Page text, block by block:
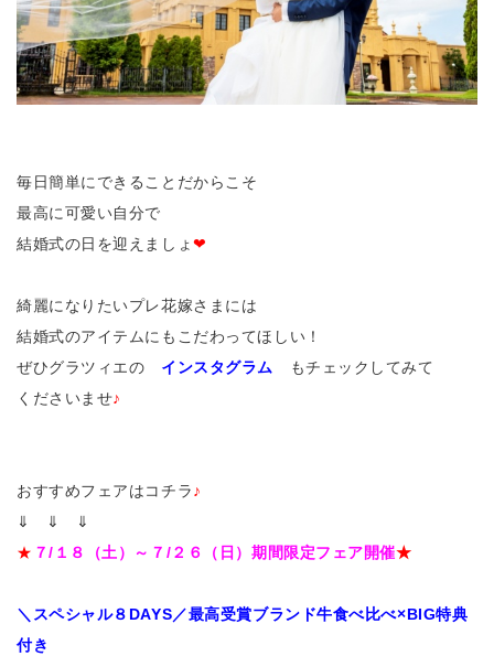
毎日簡単にできることだからこそ
最高に可愛い自分で
結婚式の日を迎えましょ❤
綺麗になりたいプレ花嫁さまには
結婚式のアイテムにもこだわってほしい！
ぜひグラツィエの
インスタグラム
もチェックしてみて
くださいませ♪
おすすめフェアはコチラ♪
⇓ ⇓ ⇓
★ ７/１８（土）～７/２６（日）期間限定フェア開催★
＼スペシャル８DAYS／最高受賞ブランド牛食べ比べ×BIG特典
付き